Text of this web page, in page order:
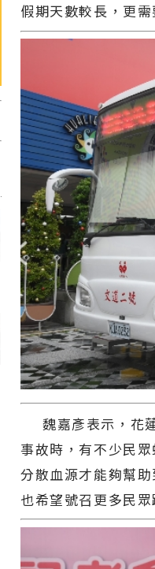
假期天數較長，更
魏嘉彥表示，花
事故時，有不少民
分散血源才能夠幫
也希望號召更多民眾